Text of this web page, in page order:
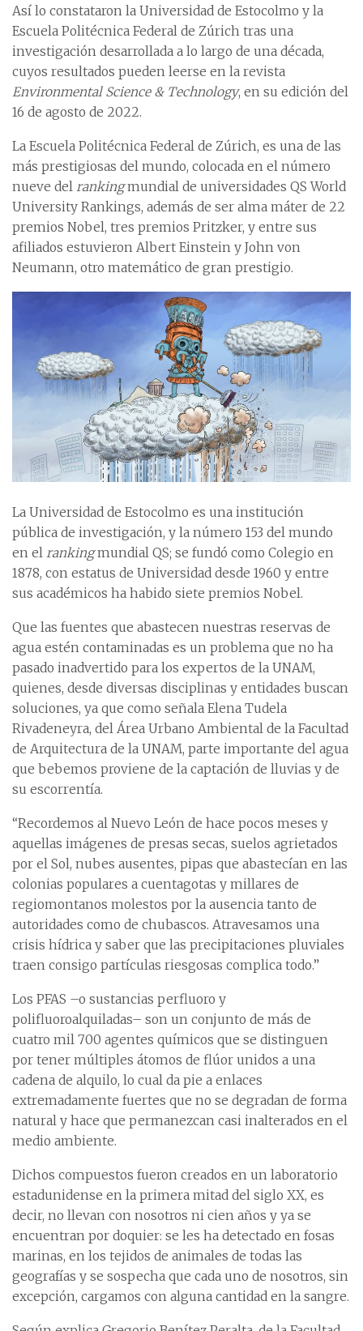
Así lo constataron la Universidad de Estocolmo y la
Escuela Politécnica Federal de Zúrich tras una
investigación desarrollada a lo largo de una década,
cuyos resultados pueden leerse en la revista
Environmental Science & Technology, en su edición del
16 de agosto de 2022.
La Escuela Politécnica Federal de Zúrich, es una de las
más prestigiosas del mundo, colocada en el número
nueve del rankingmundial de universidades QS World
University Rankings, además de ser alma máter de 22
premios Nobel, tres premios Pritzker, y entre sus
afiliados estuvieron Albert Einstein y John von
Neumann, otro matemático de gran prestigio.
La Universidad de Estocolmo es una institución
pública de investigación, y la número 153 del mundo
en el rankingmundial QS; se fundó como Colegio en
1878, con estatus de Universidad desde 1960 y entre
sus académicos ha habido siete premios Nobel.
Que las fuentes que abastecen nuestras reservas de
agua estén contaminadas es un problema que no ha
pasado inadvertido para los expertos de la UNAM,
quienes, desde diversas disciplinas y entidades buscan
soluciones, ya que como señala Elena Tudela
Rivadeneyra, del Área Urbano Ambiental de la Facultad
de Arquitectura de la UNAM, parte importante del agua
que bebemos proviene de la captación de lluvias y de
su escorrentía.
“Recordemos al Nuevo León de hace pocos meses y
aquellas imágenes de presas secas, suelos agrietados
por el Sol, nubes ausentes, pipas que abastecían en las
colonias populares a cuentagotas y millares de
regiomontanos molestos por la ausencia tanto de
autoridades como de chubascos. Atravesamos una
crisis hídrica y saber que las precipitaciones pluviales
traen consigo partículas riesgosas complica todo.”
Los PFAS –o sustancias perfluoro y
polifluoroalquiladas– son un conjunto de más de
cuatro mil 700 agentes químicos que se distinguen
por tener múltiples átomos de flúor unidos a una
cadena de alquilo, lo cual da pie a enlaces
extremadamente fuertes que no se degradan de forma
natural y hace que permanezcan casi inalterados en el
medio ambiente.
Dichos compuestos fueron creados en un laboratorio
estadunidense en la primera mitad del siglo XX, es
decir, no llevan con nosotros ni cien años y ya se
encuentran por doquier: se les ha detectado en fosas
marinas, en los tejidos de animales de todas las
geografías y se sospecha que cada uno de nosotros, sin
excepción, cargamos con alguna cantidad en la sangre.